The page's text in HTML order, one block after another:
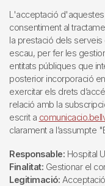
L'acceptació
consentiment al
la prestació dels serveis
escau, per fer les
entitats públiques que
posterior incorporació
exercitar els drets
relació amb la
escrit a
clarament a l’assumpte
Responsable: Hospital
Finalitat: Gestionar el
Legitimació: